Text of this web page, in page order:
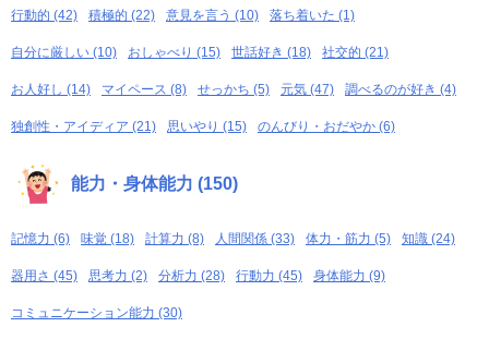
行動的 (42) 積極的 (22) 意見を言う (10) 落ち着いた (1)
自分に厳しい (10) おしゃべり (15) 世話好き (18) 社交的 (21)
お人好し (14) マイペース (8) せっかち (5) 元気 (47) 調べるのが好き (4)
独創性・アイディア (21) 思いやり (15) のんびり・おだやか (6)
能力・身体能力 (150)
記憶力 (6) 味覚 (18) 計算力 (8) 人間関係 (33) 体力・筋力 (5) 知識 (24)
器用さ (45) 思考力 (2) 分析力 (28) 行動力 (45) 身体能力 (9)
コミュニケーション能力 (30)